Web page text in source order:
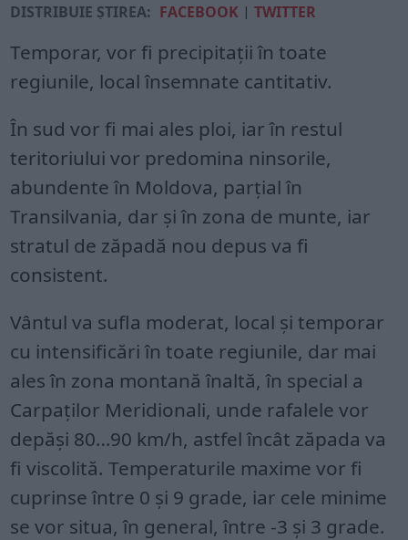
DISTRIBUIE ȘTIREA: FACEBOOK |TWITTER
Temporar, vor fi precipitaţii în toate
regiunile, local însemnate cantitativ.
În sud vor fi mai ales ploi, iar în restul
teritoriului vor predomina ninsorile,
abundente în Moldova, parţial în
Transilvania, dar şi în zona de munte, iar
stratul de zăpadă nou depus va fi
consistent.
Vântul va sufla moderat, local şi temporar
cu intensificări în toate regiunile, dar mai
ales în zona montană înaltă, în special a
Carpaţilor Meridionali, unde rafalele vor
depăşi 80…90 km/h, astfel încât zăpada va
fi viscolită. Temperaturile maxime vor fi
cuprinse între 0 şi 9 grade, iar cele minime
se vor situa, în general, între -3 şi 3 grade.